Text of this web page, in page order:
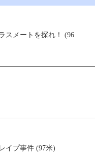
スメートを探れ！ (96
イプ事件 (97米)